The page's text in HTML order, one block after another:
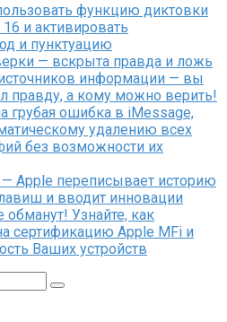
функцию диктовки
и активировать
и пунктуацию
— вскрыта правда и ложь
информации — вы
правду, а кому можно верить!
грубая ошибка в iMessage,
удалению всех
без возможности их
Apple переписывает историю
и вводит инновации
Узнайте, как
сертификацию Apple MFi и
Ваших устройств